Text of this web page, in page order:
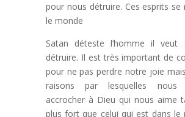
pour nous détruire. Ces esprits se
le monde
Satan déteste l’homme il
détruire. Il est très important de
pour ne pas perdre notre joie
raisons par lesquelles nous
accrocher à Dieu qui nous aime
plus fort que celui qui est dans le